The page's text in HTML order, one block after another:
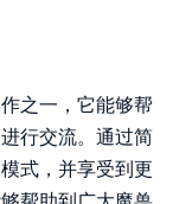
之一，它能够帮
行交流。通过简
式，并享受到更